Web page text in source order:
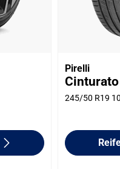
Pirelli
245/50 R19